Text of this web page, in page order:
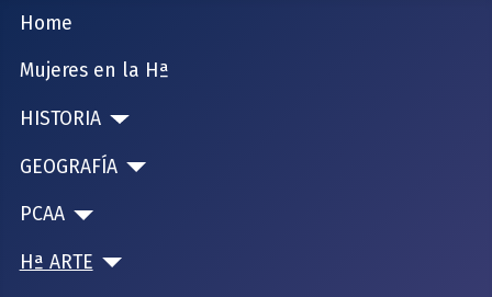
Home
Mujeres en la Hª
HISTORIA
GEOGRAFÍA
PCAA
Hª ARTE